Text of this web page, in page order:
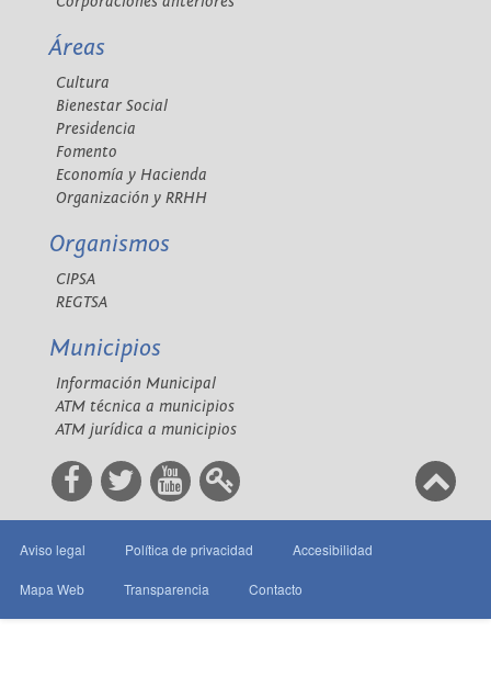
Áreas
Cultura
Bienestar Social
Presidencia
Fomento
Economía y Hacienda
Organización y RRHH
Organismos
CIPSA
REGTSA
Municipios
Información Municipal
ATM técnica a municipios
ATM jurídica a municipios
Aviso legal Política de privacidad Accesibilidad
Mapa Web Transparencia Contacto